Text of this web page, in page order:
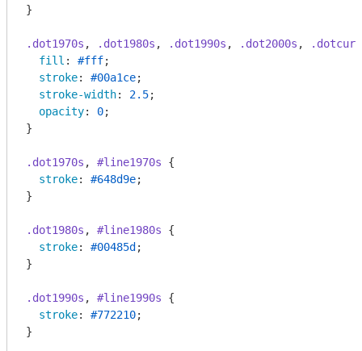
}
.dot1970s , .dot1980s , .dot1990s , .dot2000s ,
fill : #fff;
stroke: #00a1ce;
stroke-width: 2.5;
opacity: 0;
}
.dot1970s , #line1970s {
stroke: #648d9e;
}
.dot1980s , #line1980s {
stroke: #00485d ;
}
.dot1990s , #line1990s {
stroke: #772210;
}